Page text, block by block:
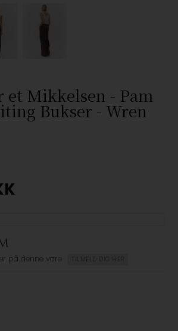
et Mikkelsen - Pam
Bukser - Wren
på denne vare TILMELD DIG HER